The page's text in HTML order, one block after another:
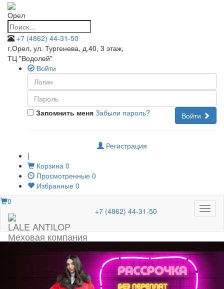
Орел
+7 (4862) 44-31-50
г.Орел, ул. Тургенева, д.40, 3 этаж,
ТЦ "Водолей"
Войти
Запомнить меня Войти
Забыли пароль?
Регистрация
|
Корзина 0
Просмотренные 0
Избранные 0
Меню
0
LALE ANTILOP
Меховая компания
+7 (4862) 44-31-50